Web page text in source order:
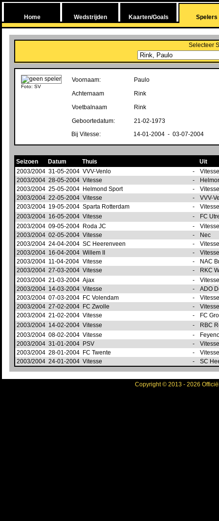
Home Wedstrijden Kaarten/Goals Spelers
Selecteer
Foto: SV
Voornaam:
Paulo
Achternaam
Rink
Voetbalnaam
Rink
Geboortedatum:
21-02-1973
Bij Vitesse:
14-01-2004 - 03-07-2004
Seizoen Datum Thuis
Uit
2003/2004 31-05-2004 VVV-Venlo -
2003/2004 28-05-2004 Vitesse -
2003/2004 25-05-2004 Helmond Sport -
2003/2004 22-05-2004 Vitesse -
VVV-
2003/2004 19-05-2004 Sparta Rotterdam -
2003/2004 16-05-2004 Vitesse -
FC
2003/2004 09-05-2004 Roda JC -
2003/2004 02-05-2004 Vitesse -
Nec
2003/2004 24-04-2004 SC Heerenveen -
2003/2004 16-04-2004 Willem II -
2003/2004 11-04-2004 Vitesse -
NAC
2003/2004 27-03-2004 Vitesse -
RKC
2003/2004 21-03-2004 Ajax -
2003/2004 14-03-2004 Vitesse -
ADO
2003/2004 07-03-2004 FC Volendam -
2003/2004 27-02-2004 FC Zwolle -
2003/2004 21-02-2004 Vitesse -
FC
2003/2004 14-02-2004 Vitesse -
RBC
2003/2004 08-02-2004 Vitesse -
2003/2004 31-01-2004 PSV -
2003/2004 28-01-2004 FC Twente -
2003/2004 24-01-2004 Vitesse - SC
Copyright © 2013 - 2026